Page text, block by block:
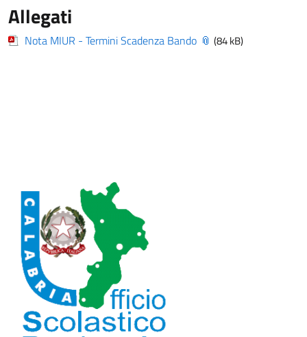
Allegati
Nota MIUR - Termini Scadenza Bando (84 kB)